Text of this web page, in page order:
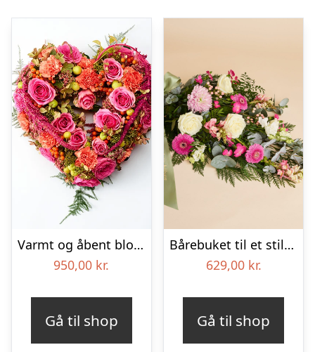
Varmt og åbent blomsterhjerte – Blomster til begravelse
950,00 kr.
Gå til shop
Bårebuket til et stille farvel med bånd
629,00 kr.
Gå til shop